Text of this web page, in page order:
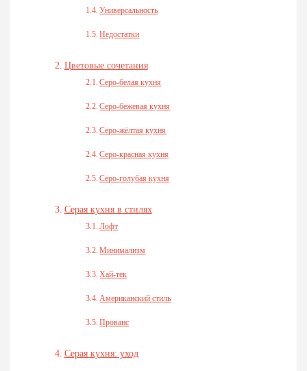
Универсальность
Недостатки
Цветовые сочетания
Серо-белая кухня
Серо-бежевая кухня
Серо-жёлтая кухня
Серо-красная кухня
Серо-голубая кухня
Серая кухня в стилях
Лофт
Минимализм
Хай-тек
Американский стиль
Прованс
Серая кухня: уход